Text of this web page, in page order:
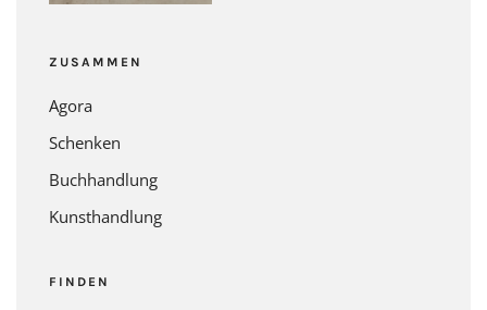
ZUSAMMEN
Agora
Schenken
Buchhandlung
Kunsthandlung
FINDEN